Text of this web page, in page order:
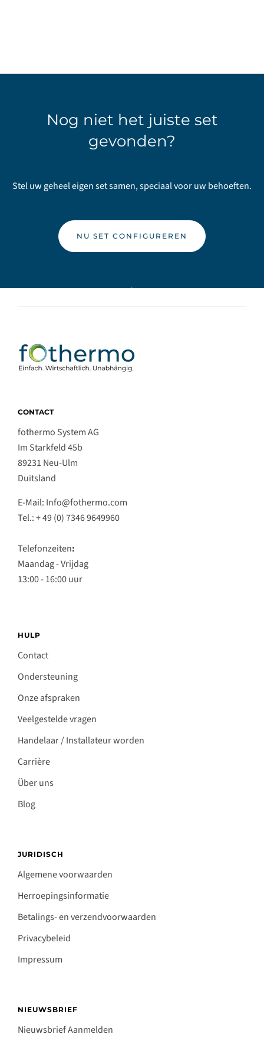
Nog niet het juiste set
gevonden?
Stel uw geheel eigen set samen, speciaal voor uw behoeften.
NU SET CONFIGUREREN
CONTACT
fothermo System AG
Im Starkfeld 45b
89231 Neu-Ulm
Duitsland
E-Mail: Info@fothermo.com
Tel.: + 49 (0) 7346 9649960
Telefonzeiten:
Maandag - Vrijdag
13:00 - 16:00 uur
HULP
Contact
Ondersteuning
Onze afspraken
Veelgestelde vragen
Handelaar / Installateur worden
Carrière
Über uns
Blog
JURIDISCH
Algemene voorwaarden
Herroepingsinformatie
Betalings- en verzendvoorwaarden
Privacybeleid
Impressum
NIEUWSBRIEF
Nieuwsbrief Aanmelden